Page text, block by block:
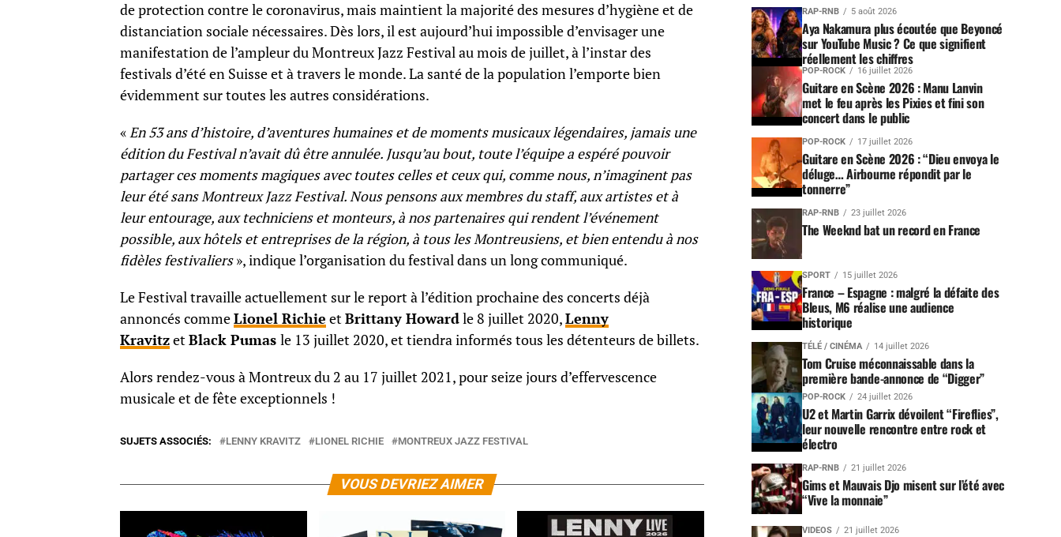
de protection contre le coronavirus, mais maintient la majorité des mesures d’hygiène et de
distanciation sociale nécessaires. Dès lors, il est aujourd’hui impossible d’envisager une
manifestation de l’ampleur du Montreux Jazz Festival au mois de juillet, à l’instar des
festivals d’été en Suisse et à travers le monde. La santé de la population l’emporte bien
évidemment sur toutes les autres considérations.
«En 53 ans d’histoire, d’aventures humaines et de moments musicaux légendaires, jamais une
édition du Festival n’avait dû être annulée. Jusqu’au bout, toute l’équipe a espéré pouvoir
partager ces moments magiques avec toutes celles et ceux qui, comme nous, n’imaginent pas
leur été sans Montreux Jazz Festival. Nous pensons aux membres du staff, aux artistes et à
leur entourage, aux techniciens et monteurs, à nos partenaires qui rendent l’événement
possible, aux hôtels et entreprises de la région, à tous les Montreusiens, et bien entendu à nos
fidèles festivaliers», indique l’organisation du festival dans un long communiqué.
Le Festival travaille actuellement sur le report à l’édition prochaine des concerts déjà
annoncés commeLionel Richie etBrittany Howardle 8 juillet 2020,Lenny
KravitzetBlack Pumas le 13 juillet 2020, et tiendra informés tous les détenteurs de billets.
Alors rendez-vous à Montreux du 2 au 17 juillet 2021, pour seize jours d’effervescence
musicale et de fête exceptionnels !
SUJETS ASSOCIÉS: LENNY KRAVITZ LIONEL RICHIE MONTREUX JAZZ FESTIVAL
VOUS DEVRIEZ AIMER
RAP-RNB 5 août 2026
Aya Nakamura plus écoutée que Beyoncé
sur YouTube Music ? Ce que signifient
réellement les chiffres
POP-ROCK 16 juillet 2026
Guitare en Scène 2026 : Manu Lanvin
met le feu après les Pixies et fini son
concert dans le public
POP-ROCK 17 juillet 2026
Guitare en Scène 2026 : “Dieu envoya le
déluge… Airbourne répondit par le
tonnerre”
RAP-RNB 23 juillet 2026
The Weeknd bat un record en France
SPORT 15 juillet 2026
France – Espagne : malgré la défaite des
Bleus, M6 réalise une audience
historique
TÉLÉ / CINÉMA 14 juillet 2026
Tom Cruise méconnaissable dans la
première bande-annonce de “Digger”
POP-ROCK 24 juillet 2026
U2 et Martin Garrix dévoilent “Fireflies”,
leur nouvelle rencontre entre rock et
électro
RAP-RNB 21 juillet 2026
Gims et Mauvais Djo misent sur l’été avec
“Vive la monnaie”
VIDEOS 21 juillet 2026